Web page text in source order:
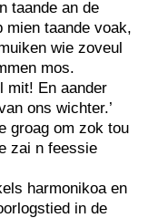
taande an de
mien taande voak,
wie zoveul
mos.
mit! En aander
ons wichter.’
groag om zok tou
zai n feessie
harmonikoa en
in de